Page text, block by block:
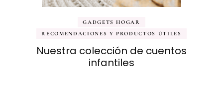
GADGETS HOGAR
RECOMENDACIONES Y PRODUCTOS ÚTILES
Nuestra colección de cuentos
infantiles